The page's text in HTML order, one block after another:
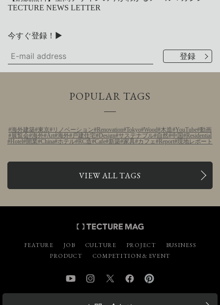
TECTURE NEWS LETTER
今すぐ登録！▶
POPULAR TAGS
海外建築 東京 リノベーション Renovation Tokyo Wood 木造 YouTube 動画
展覧会 海外 Art 海外 戸建住宅 Design サステナブル 自然 中国
Residential
Hotel 開業 China ホテル RC造 Cafe 新築 家具 カフェ Report 現地レポート
VIEW ALL TAGS
FEATURE JOB CULTURE PROJECT
BUSINESS
PRODUCT
COMPETITION & EVENT
YouTube InstagramTwitter Facebook